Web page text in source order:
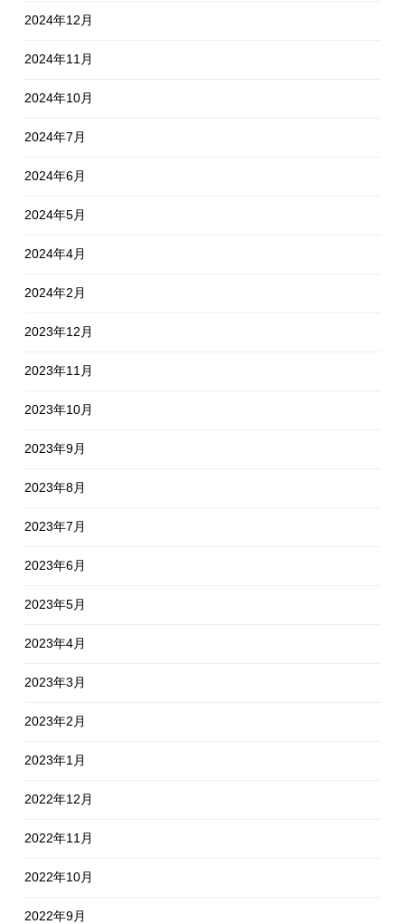
2024年12月
2024年11月
2024年10月
2024年7月
2024年6月
2024年5月
2024年4月
2024年2月
2023年12月
2023年11月
2023年10月
2023年9月
2023年8月
2023年7月
2023年6月
2023年5月
2023年4月
2023年3月
2023年2月
2023年1月
2022年12月
2022年11月
2022年10月
2022年9月